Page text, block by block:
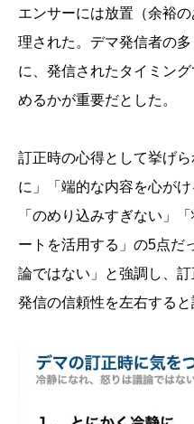
エンサーには放置（余裕
理された。デマ発信者の
に、発信されたタイミン
めるかが重要だとした。
訂正時の心得として挙げ
に」「端的な内容を心が
「のめり込みすぎない」
ートを活用する」の5点だ
論ではない」と強調し、
発信の信頼性を左右すると